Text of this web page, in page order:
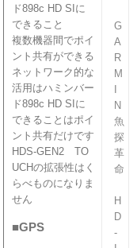
ド898c HD SIに
できること
複数機器間でポイ
ント共有ができる
ネットワーク的な
活用はハミンバー
ド898c HD SIに
できることはポイ
ント共有だけです
HDS-GEN2 TO
UCHの拡張性はく
らべものになりま
せん
■GPS
G
A
R
M
N
魚
探
革
命
H
D
-